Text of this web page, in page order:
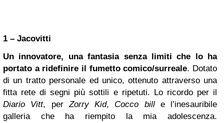
1 – Jacovitti
Un innovatore, una fantasia senza limiti che lo ha
portato a ridefinire il fumetto comico/surreale. Dotato
di un tratto personale ed unico, ottenuto attraverso una
fitta rete di segni più sottili e ripetuti. Lo ricordo per il
Diario Vitt, perZorry Kid, Cocco bille l’inesauribile
galleria che ha riempito la mia adolescenza.